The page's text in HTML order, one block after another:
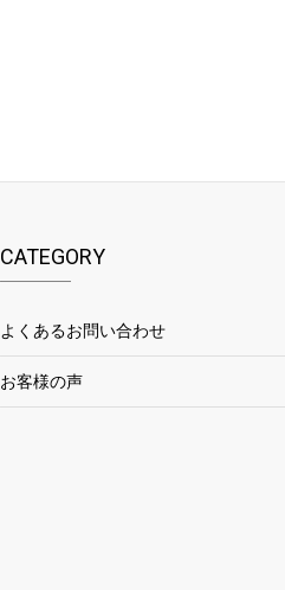
CATEGORY
よくあるお問い合わせ
お客様の声